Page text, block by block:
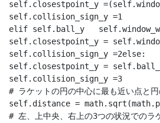
self.closestpoint_y
self.collision_sign_y =1
elif self.ball_y
self.closestpoint_y =
self.collision_sign_y =2else:
self.closestpoint_y =
self.collision_sign_y =3
# ラケットの円の中心に最も近い点と
self.distance =
# 左、上中央、右上の3つの状況でのラ